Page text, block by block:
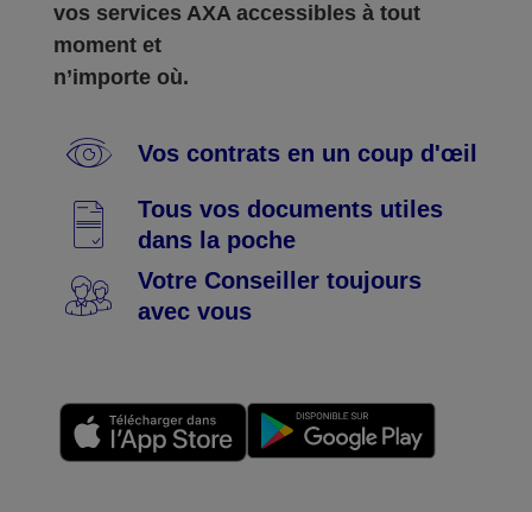
vos services AXA accessibles à tout
moment et
n’importe où.
Vos contrats en un coup d'œil
Tous vos documents utiles
dans la poche
Votre Conseiller toujours
avec vous